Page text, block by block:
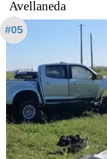
Avellaneda
#05